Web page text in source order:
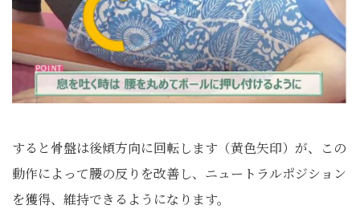
すると骨盤は後傾方向に回転します（黄色矢印）が、この
動作によって腰の反りを改善し、ニュートラルポジション
を獲得、維持できるようになります。